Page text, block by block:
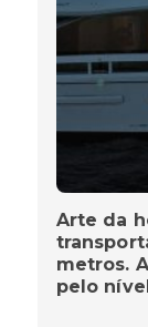
Arte da
metros.
pelo